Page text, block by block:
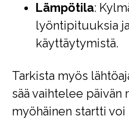
Lämpötila:
lyöntipituuksia
käyttäytymistä.
Tarkista myös
sää vaihtelee päivän
myöhäinen startti